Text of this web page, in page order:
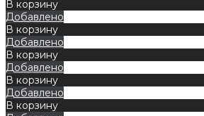
В корзину
Добавлено
В корзину
Добавлено
В корзину
Добавлено
В корзину
Добавлено
В корзину